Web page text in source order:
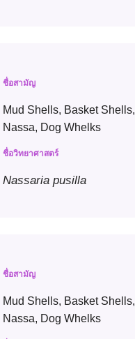
ชื่อสามัญ
Mud Shells, Basket Shells,
Nassa, Dog Whelks
ชื่อวิทยาศาสตร์
Nassaria pusilla
ชื่อสามัญ
Mud Shells, Basket Shells,
Nassa, Dog Whelks